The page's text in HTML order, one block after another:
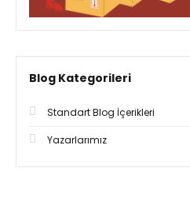
Blog Kategorileri
Standart Blog İçerikleri
Yazarlarımız